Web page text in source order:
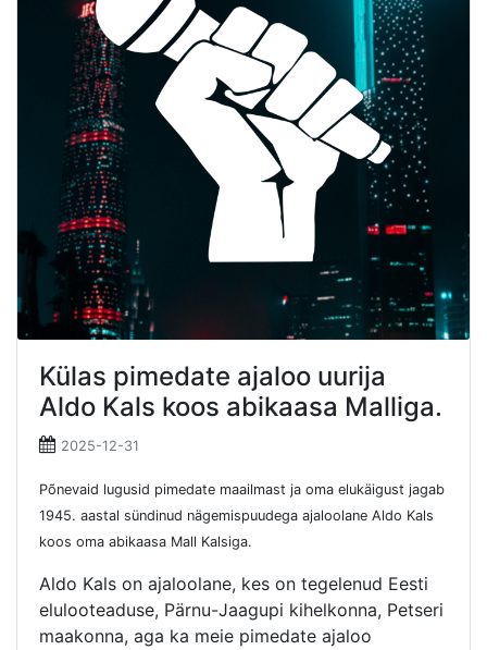
Külas pimedate ajaloo uurija
Aldo Kals koos abikaasa Malliga.
2025-12-31
Põnevaid lugusid pimedate maailmast ja oma elukäigust jagab
1945. aastal sündinud nägemispuudega ajaloolane Aldo Kals
koos oma abikaasa Mall Kalsiga.
Aldo Kals on ajaloolane, kes on tegelenud Eesti
elulooteaduse, Pärnu-Jaagupi kihelkonna, Petseri
maakonna, aga ka meie pimedate ajaloo